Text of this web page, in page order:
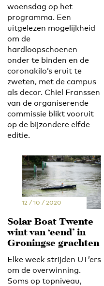
woensdag op het
programma. Een
uitgelezen mogelijkheid
om de
hardloopschoenen
onder te binden en de
coronakilo’s eruit te
zweten, met de campus
als decor. Chiel Franssen
van de organiserende
commissie blikt vooruit
op de bijzondere elfde
editie.
12 / 10 / 2020
Solar Boat Twente
wint van ‘eend’ in
Groningse grachten
Elke week strijden UT’ers
om de overwinning.
Soms op topniveau,